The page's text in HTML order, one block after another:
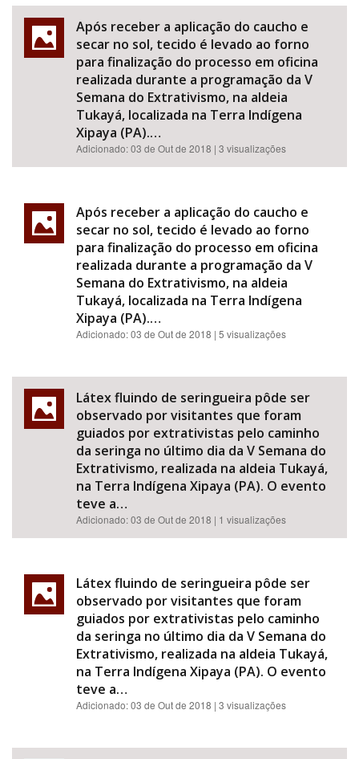
Após receber a aplicação do caucho e
secar no sol, tecido é levado ao forno
para finalização do processo em oficina
realizada durante a programação da V
Semana do Extrativismo, na aldeia
Tukayá, localizada na Terra Indígena
Xipaya (PA).…
Adicionado:03 de Out de 2018 | 3 visualizações
Após receber a aplicação do caucho e
secar no sol, tecido é levado ao forno
para finalização do processo em oficina
realizada durante a programação da V
Semana do Extrativismo, na aldeia
Tukayá, localizada na Terra Indígena
Xipaya (PA).…
Adicionado:03 de Out de 2018 | 5 visualizações
Látex fluindo de seringueira pôde ser
observado por visitantes que foram
guiados por extrativistas pelo caminho
da seringa no último dia da V Semana do
Extrativismo, realizada na aldeia Tukayá,
na Terra Indígena Xipaya (PA). O evento
teve a…
Adicionado:03 de Out de 2018 | 1 visualizações
Látex fluindo de seringueira pôde ser
observado por visitantes que foram
guiados por extrativistas pelo caminho
da seringa no último dia da V Semana do
Extrativismo, realizada na aldeia Tukayá,
na Terra Indígena Xipaya (PA). O evento
teve a…
Adicionado:03 de Out de 2018 | 3 visualizações